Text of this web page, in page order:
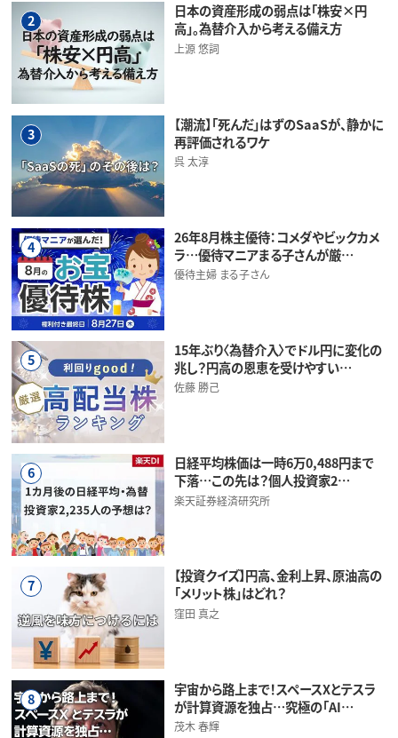
2
日本の資産形成の弱点は「株安×円
高」。為替介入から考える備え方
上源 悠詞
3
【潮流】「死んだ」はずのSaaSが、静かに
再評価されるワケ
呉 太淳
4
26年8月株主優待：コメダやビックカメ
ラ…優待マニアまる子さんが厳…
優待主婦 まる子さん
5
15年ぶり〈為替介入〉でドル円に変化の
兆し？円高の恩恵を受けやすい…
佐藤 勝己
6
日経平均株価は一時6万0,488円まで
下落…この先は？個人投資家2…
楽天証券経済研究所
7
【投資クイズ】円高、金利上昇、原油高の
「メリット株」はどれ？
窪田 真之
8
宇宙から路上まで！スペースXとテスラ
が計算資源を独占…究極の「AI…
茂木 春輝